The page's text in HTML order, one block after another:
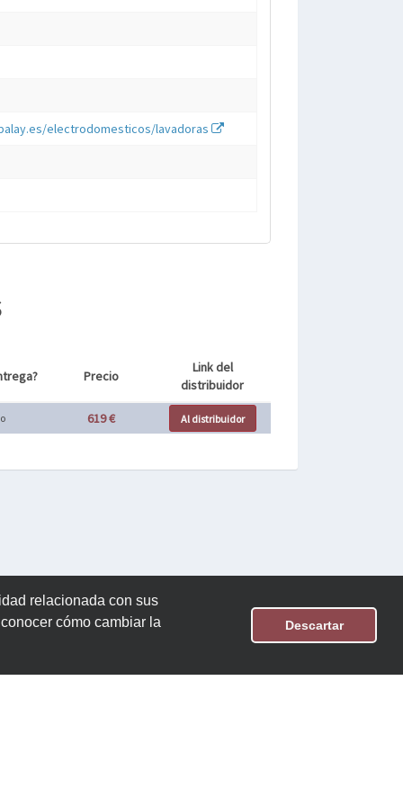
relacionada con sus
cómo cambiar la
Descartar
electrodomesticos/lavadoras
Precio
Link del
distribuidor
619 € Al distribuidor